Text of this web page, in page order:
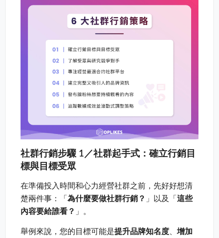
社群行銷步驟 1／社群起手式：確立行銷目
標與目標受眾
在準備投入時間和心力經營社群之前，先好好想清
楚兩件事：「為什麼要做社群行銷？ 」以及「這些
內容要給誰看？ 」。
舉例來說，您的目標可能是提升品牌知名度、 增加